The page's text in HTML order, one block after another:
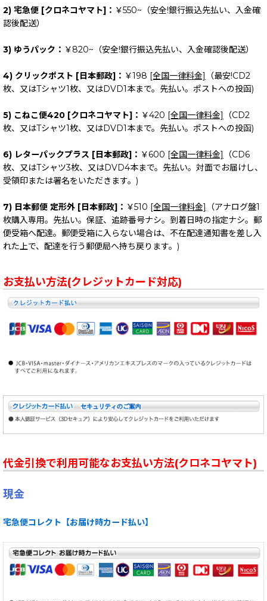
2) 宅急便 [クロネコヤマト]： ￥550~（安全!銀行振込先払い、入金確
認後配送）
3) ゆうパック： ￥820~（安全!銀行振込先払い、入金確認後配送）
4) クリックポスト [日本郵政]： ￥198 [全国一律料金]
（最安!CD2
枚、又はTシャツ1枚、又はDVD1本まで。先払い。ポストへの投函)
5) こねこ便420 [クロネコヤマト]： ￥420 [全国一律料金]
（CD2
枚、又はTシャツ1枚、又はDVD1本まで。先払い。ポストへの投函)
6) レターパックプラス [日本郵政]： ￥600 [全国一律料金]
（CD6
枚、又はTシャツ3枚、又はDVD4本まで。先払い。対面でお届けし、
受領印または署名をいただきます。)
7) 日本郵便 定形外 [日本郵政]： ￥510 [全国一律料金]
（アナログ盤1
枚購入専用。先払い。保証、追跡番号ナシ。到着日時の指定ナシ。郵
便受箱へ配達。郵便受箱に入らない場合は、不在配達通知書を差し入
れた上で、配達を行う郵便局へ持ち戻ります。)
お支払い方法(クレジットカード対応)
代金引換で利用可能なお支払い方法(クロネコヤマト)
現金
宅急便コレクト【お届け時カード払い】